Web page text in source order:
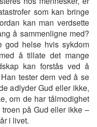
som kan bringe
kan man verdsette
å sammenligne med?
helse hvis sykdom
å tillate det mange
kan forstås ved å
tester dem ved å se
adlyder Gud eller ikke,
om de har tålmodighet
på Gud eller ikke –
i livet.